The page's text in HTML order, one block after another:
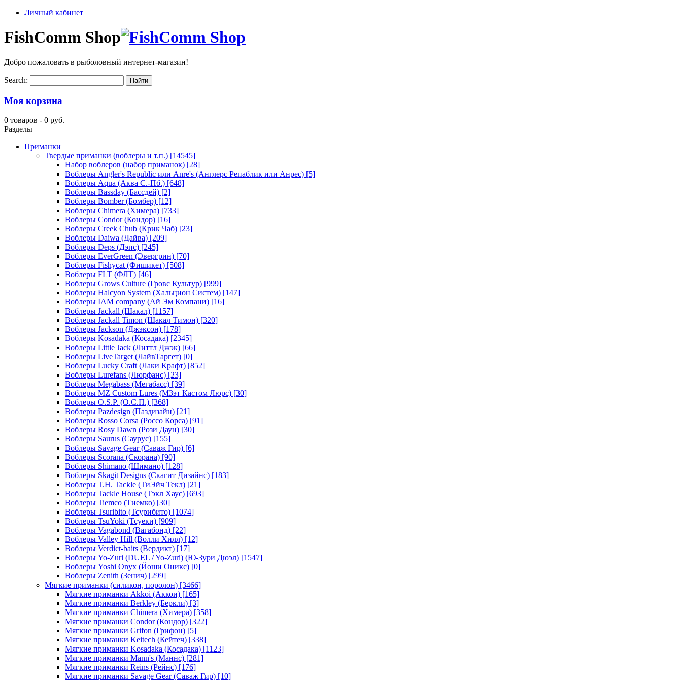
Личный кабинет
FishComm Shop
Добро пожаловать в рыболовный интернет-магазин!
Search:
Моя корзина
0 товаров - 0 руб.
Разделы
Приманки
Твердые приманки (воблеры и т.п.) [14545]
Набор воблеров (набор приманок) [28]
Воблеры Angler's Republic или Anre's (Англерс Репаблик или Анрес) [5]
Воблеры Aqua (Аква С.-Пб.) [648]
Воблеры Bassday (Бассдей) [2]
Воблеры Bomber (Бомбер) [12]
Воблеры Chimera (Химера) [733]
Воблеры Condor (Кондор) [16]
Воблеры Creek Chub (Крик Чаб) [23]
Воблеры Daiwa (Дайва) [209]
Воблеры Deps (Дэпс) [245]
Воблеры EverGreen (Эвергрин) [70]
Воблеры Fishycat (Фишикет) [508]
Воблеры FLT (ФЛТ) [46]
Воблеры Grows Culture (Гровс Культур) [999]
Воблеры Halcyon System (Хальцион Систем) [147]
Воблеры IAM company (Ай Эм Компани) [16]
Воблеры Jackall (Шакал) [1157]
Воблеры Jackall Timon (Шакал Тимон) [320]
Воблеры Jackson (Джэксон) [178]
Воблеры Kosadaka (Косадака) [2345]
Воблеры Little Jack (Литтл Джэк) [66]
Воблеры LiveTarget (ЛайвТаргет) [0]
Воблеры Lucky Craft (Лаки Крафт) [852]
Воблеры Lurefans (Люрфанс) [23]
Воблеры Megabass (Мегабасс) [39]
Воблеры MZ Custom Lures (МЗэт Кастом Люрс) [30]
Воблеры O.S.P. (О.С.П.) [368]
Воблеры Pazdesign (Паздизайн) [21]
Воблеры Rosso Corsa (Россо Корса) [91]
Воблеры Rosy Dawn (Рози Даун) [30]
Воблеры Saurus (Саурус) [155]
Воблеры Savage Gear (Саваж Гир) [6]
Воблеры Scorana (Скорана) [90]
Воблеры Shimano (Шимано) [128]
Воблеры Skagit Designs (Скагит Дизайнс) [183]
Воблеры T.H. Tackle (ТиЭйч Текл) [21]
Воблеры Tackle House (Тэкл Хаус) [693]
Воблеры Tiemco (Тиемко) [30]
Воблеры Tsuribito (Тсурибито) [1074]
Воблеры TsuYoki (Тсуеки) [909]
Воблеры Vagabond (Вагабонд) [22]
Воблеры Valley Hill (Волли Хилл) [12]
Воблеры Verdict-baits (Вердикт) [17]
Воблеры Yo-Zuri (DUEL / Yo-Zuri) (Ю-Зури Дюэл) [1547]
Воблеры Yoshi Onyx (Йоши Оникс) [0]
Воблеры Zenith (Зенич) [299]
Мягкие приманки (силикон, поролон) [3466]
Мягкие приманки Akkoi (Аккои) [165]
Мягкие приманки Berkley (Беркли) [3]
Мягкие приманки Chimera (Химера) [358]
Мягкие приманки Condor (Кондор) [322]
Мягкие приманки Grifon (Грифон) [5]
Мягкие приманки Keitech (Кейтеч) [338]
Мягкие приманки Kosadaka (Косадака) [1123]
Мягкие приманки Mann's (Маннс) [281]
Мягкие приманки Reins (Рейнс) [176]
Мягкие приманки Savage Gear (Саваж Гир) [10]